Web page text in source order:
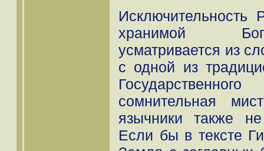
Исключительность
хранимой
усматривается из
с одной из
сомнительная
язычники также
Если бы в тексте